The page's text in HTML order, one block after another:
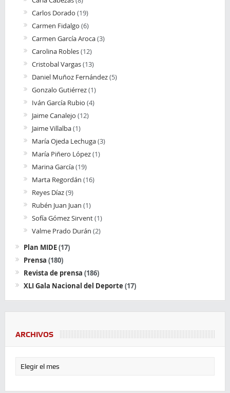
Carlos Dorado (19)
Carmen Fidalgo (6)
Carmen García Aroca(3)
Carolina Robles(12)
Cristobal Vargas(13)
Daniel Muñoz Fernández(5)
Gonzalo Gutiérrez(1)
Iván García Rubio (4)
Jaime Canalejo (12)
Jaime Villalba(1)
María Ojeda Lechuga(3)
María Piñero López(1)
Marina García(19)
Marta Regordán (16)
Reyes Díaz(9)
Rubén Juan Juan (1)
Sofía Gómez Sirvent(1)
Valme Prado Durán (2)
Plan MIDE(17)
Prensa (180)
Revista de prensa (186)
XLI Gala Nacional del Deporte (17)
ARCHIVOS